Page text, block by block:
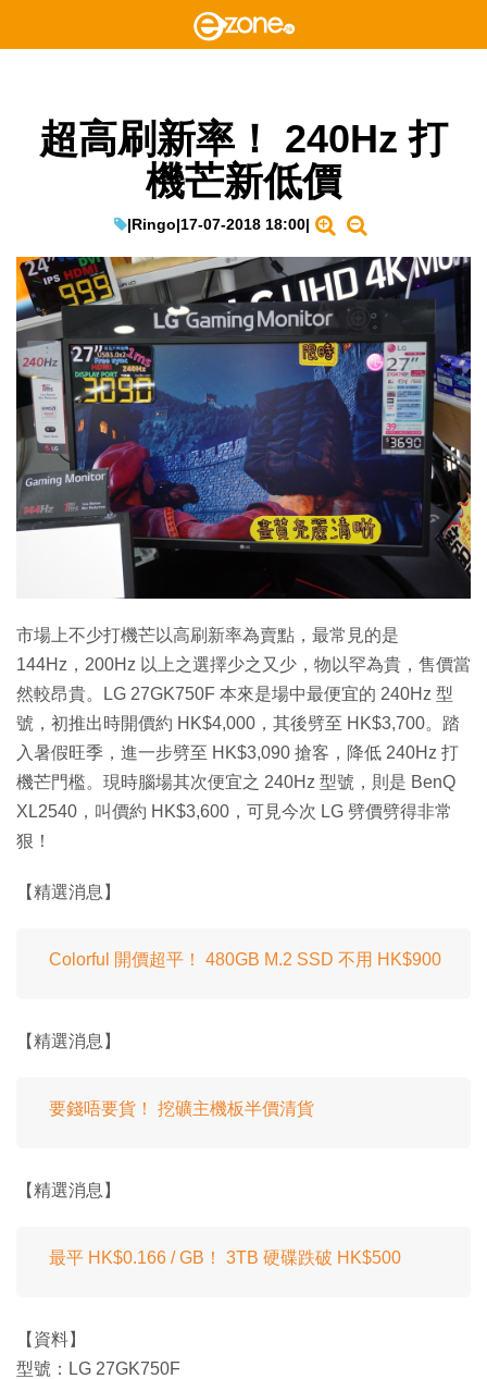
超高刷新率！ 240Hz 打
機芒新低價
|Ringo|17-07-2018 18:00|
市場上不少打機芒以高刷新率為賣點，最常見的是
144Hz，200Hz 以上之選擇少之又少，物以罕為貴，售價當
然較昂貴。LG 27GK750F 本來是場中最便宜的 240Hz 型
號，初推出時開價約 HK$4,000，其後劈至 HK$3,700。踏
入暑假旺季，進一步劈至 HK$3,090 搶客，降低 240Hz 打
機芒門檻。現時腦場其次便宜之 240Hz 型號，則是 BenQ
XL2540，叫價約 HK$3,600，可見今次 LG 劈價劈得非常
狠！
【精選消息】
Colorful 開價超平！ 480GB M.2 SSD 不用 HK$900
【精選消息】
要錢唔要貨！ 挖礦主機板半價清貨
【精選消息】
最平 HK$0.166 / GB！ 3TB 硬碟跌破 HK$500
【資料】
型號：LG 27GK750F